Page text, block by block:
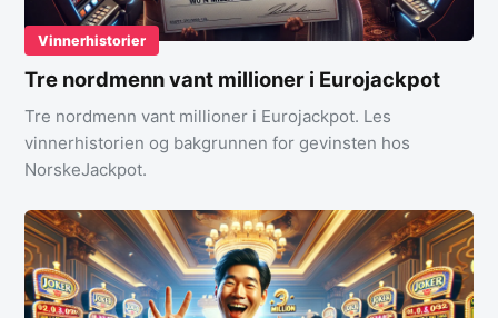
Vinnerhistorier
Tre nordmenn vant millioner i Eurojackpot
Tre nordmenn vant millioner i Eurojackpot. Les
vinnerhistorien og bakgrunnen for gevinsten hos
NorskeJackpot.